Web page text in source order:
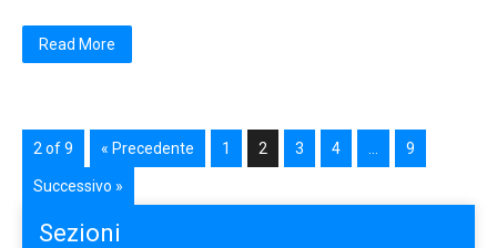
Read More
2 of 9 « Precedente 1 2 3 4 9
Successivo »
Sezioni